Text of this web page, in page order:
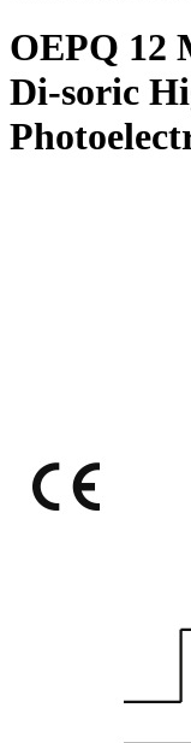
OEPQ 12
Di-soric